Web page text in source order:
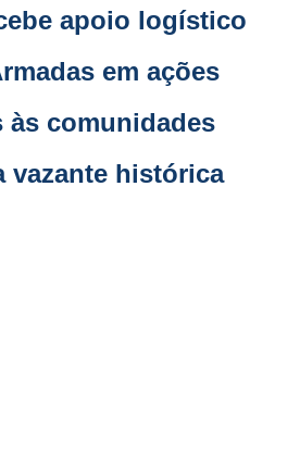
apoio logístico
em ações
às comunidades
vazante histórica